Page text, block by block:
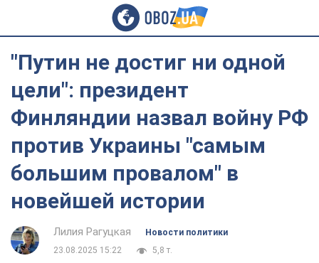
"Путин не достиг ни одной
цели": президент
Финляндии назвал войну РФ
против Украины "самым
большим провалом" в
новейшей истории
Лилия Рагуцкая
Новости политики
23.08.2025 15:22
5,8 т.